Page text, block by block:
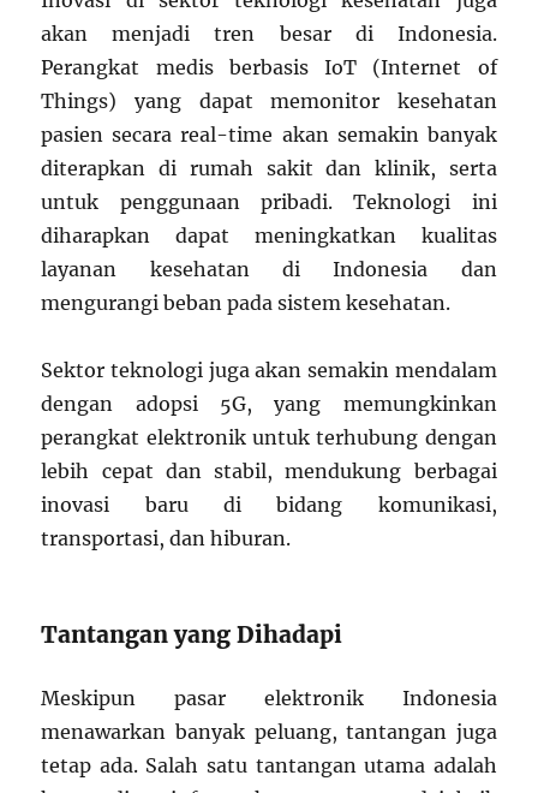
akan menjadi tren besar di Indonesia.
Perangkat medis berbasis IoT (Internet of
Things) yang dapat memonitor kesehatan
pasien secara real-time akan semakin banyak
diterapkan di rumah sakit dan klinik, serta
untuk penggunaan pribadi. Teknologi ini
diharapkan dapat meningkatkan kualitas
layanan kesehatan di Indonesia dan
mengurangi beban pada sistem kesehatan.
Sektor teknologi juga akan semakin mendalam
dengan adopsi 5G, yang memungkinkan
perangkat elektronik untuk terhubung dengan
lebih cepat dan stabil, mendukung berbagai
inovasi baru di bidang komunikasi,
transportasi, dan hiburan.
Tantangan yang Dihadapi
Meskipun pasar elektronik Indonesia
menawarkan banyak peluang, tantangan juga
tetap ada. Salah satu tantangan utama adalah